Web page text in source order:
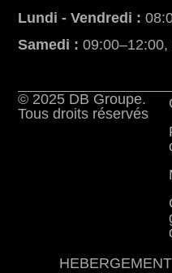
Lundi - Vendredi :
Samedi :
© 2025 DB Groupe.
Tous droits réservés